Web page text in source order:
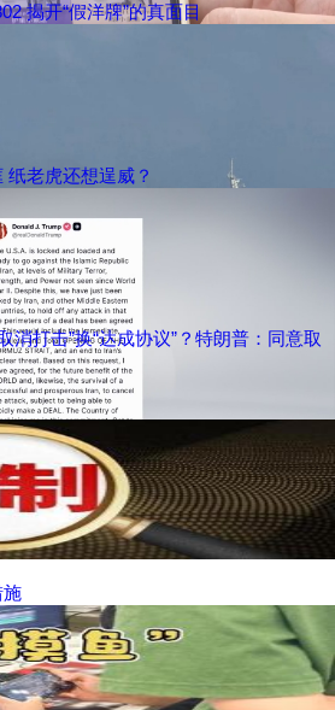
揭开“假洋牌”的真面目
老虎还想逞威？
消打击”换“达成协议”？特朗普：同意取
施